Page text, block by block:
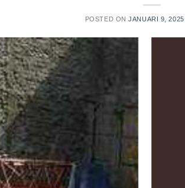
POSTED ONJANUARI 9, 2025